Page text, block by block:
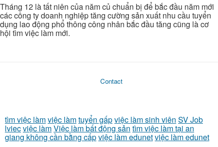
Tháng 12 là tất niên của năm củ chuẩn bị để bắc đầu năm mới
các công ty doanh nghiệp tăng cường sản xuất nhu cầu tuyển
dụng lao động phổ thông công nhân bắc đầu tăng cũng là cơ
hội tìm việc làm mới.
Contact
tìm việc làmviệc làmtuyển gấpviệc làm sinh viên SV Job
lviecviệc làmViệc làm bất động sản tìm việc làm tại an
giang không cần bằng cấpviệc làm edunetviệc làm edunet